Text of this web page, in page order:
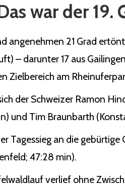
war der
angenehmen 21 Grad
– darunter 17 aus
Zielbereich am
der Schweizer Ramon
und Tim Braunbarth
Tagessieg an die
47:28 min).
verlief ohne